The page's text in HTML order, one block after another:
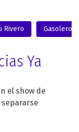
Rivero Gasoleros
Ya